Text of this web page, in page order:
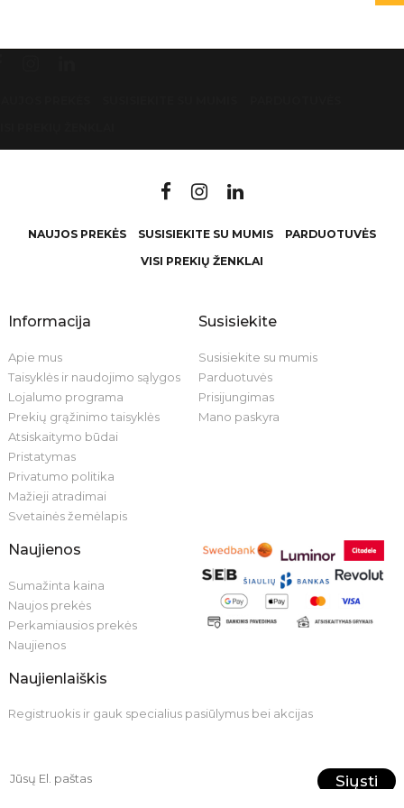
NAUJOS PREKĖS SUSISIEKITE SU MUMIS PARDUOTUVĖS
VISI PREKIŲ ŽENKLAI
Informacija
Apie mus
Taisyklės ir naudojimo sąlygos
Lojalumo programa
Prekių grąžinimo taisyklės
Atsiskaitymo būdai
Pristatymas
Privatumo politika
Mažieji atradimai
Svetainės žemėlapis
Susisiekite
Susisiekite su mumis
Parduotuvės
Prisijungimas
Mano paskyra
Naujienos
Sumažinta kaina
Naujos prekės
Perkamiausios prekės
Naujienos
Naujienlaiškis
Registruokis ir gauk specialius pasiūlymus bei akcijas
Siųsti